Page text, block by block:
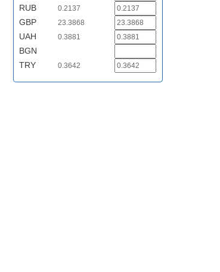
RUB 0.2137
GBP 23.3868
UAH 0.3881
BGN
TRY
0.3642